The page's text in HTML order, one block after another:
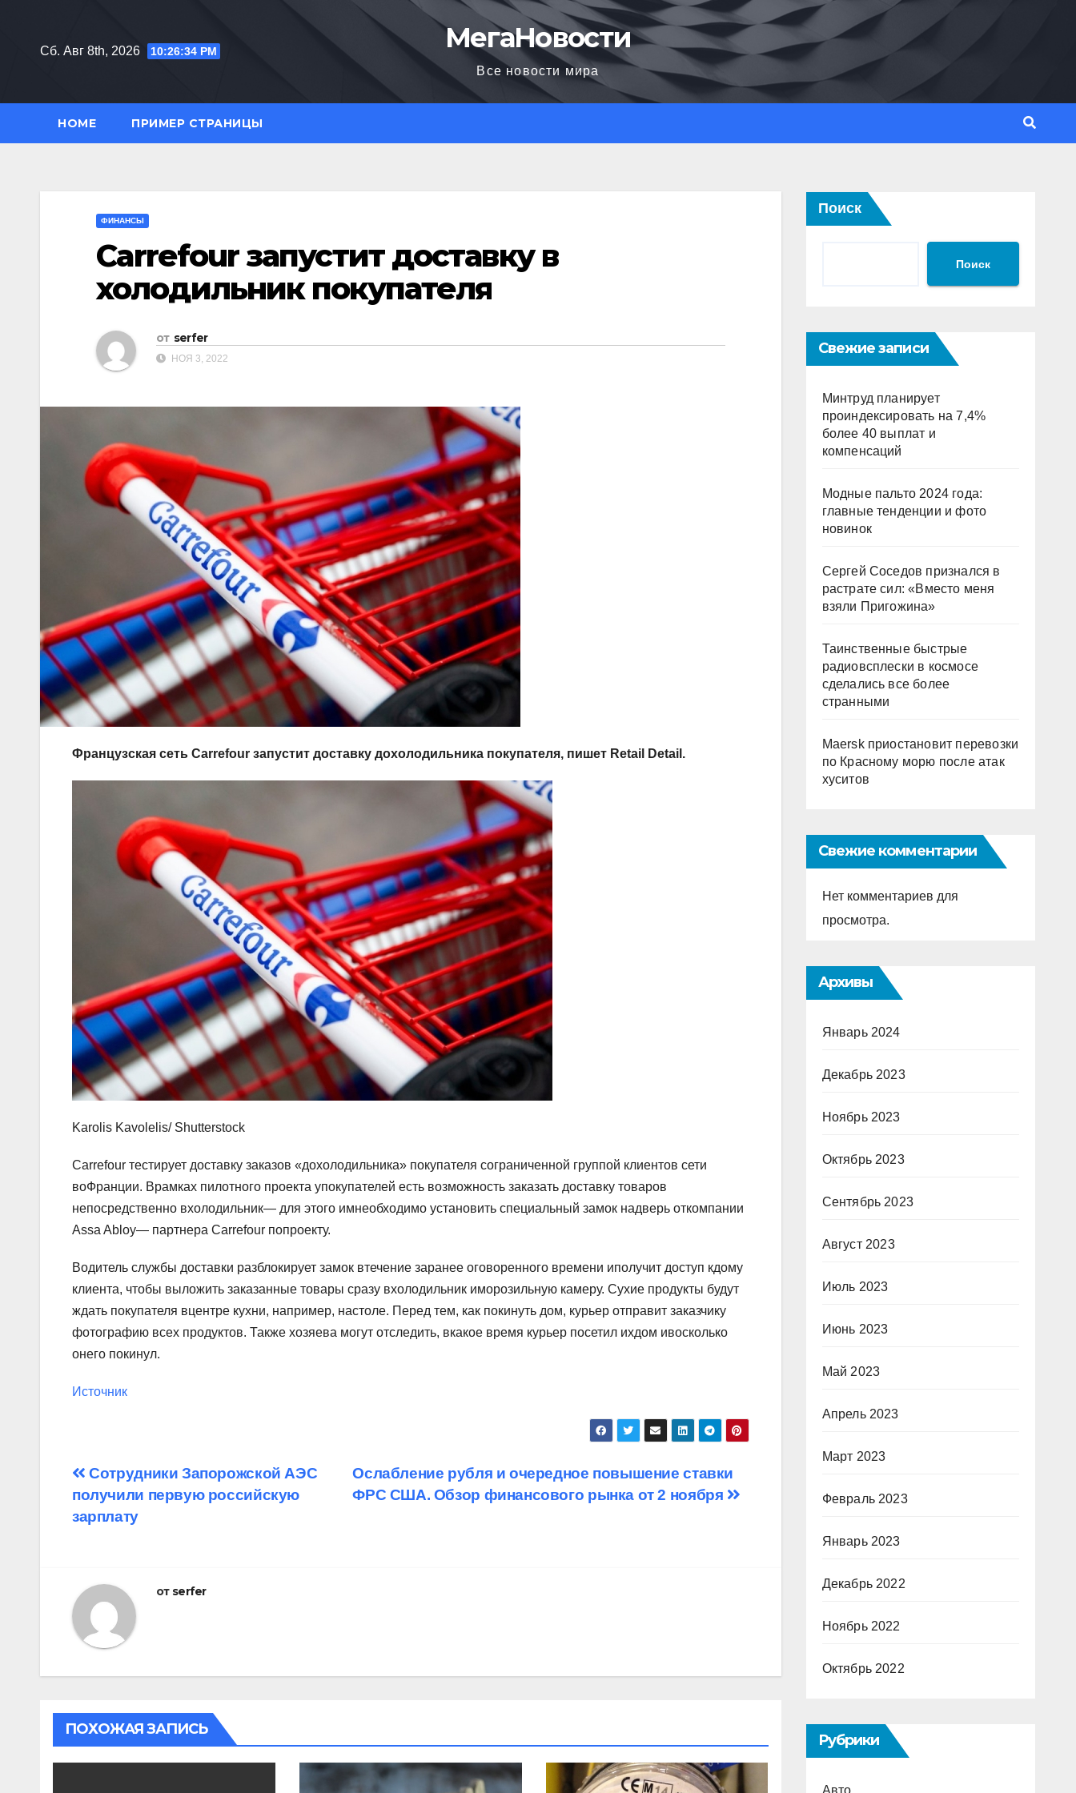
содержимому
Сб. Авг 8th, 2026 10:26:35 PM МегаНовости
Все новости мира
HOME ПРИМЕР СТРАНИЦЫ
ФИНАНСЫ
Carrefour запустит доставку в
холодильник покупателя
от serfer
НОЯ 3, 2022
Французская сеть Carrefour запустит доставку дохолодильника покупателя, пишет Retail Detail.
Karolis Kavolelis/ Shutterstock
Carrefour тестирует доставку заказов «дохолодильника» покупателя сограниченной группой клиентов сети
воФранции. Врамках пилотного проекта упокупателей есть возможность заказать доставку товаров
непосредственно вхолодильник— для этого имнеобходимо установить специальный замок надверь откомпании
Assa Abloy— партнера Carrefour попроекту.
Водитель службы доставки разблокирует замок втечение заранее оговоренного времени иполучит доступ кдому
клиента, чтобы выложить заказанные товары сразу вхолодильник иморозильную камеру. Сухие продукты будут
ждать покупателя вцентре кухни, например, настоле. Перед тем, как покинуть дом, курьер отправит заказчику
фотографию всех продуктов. Также хозяева могут отследить, вкакое время курьер посетил ихдом ивосколько
онего покинул.
Источник
Навигация
по
Ослабление рубля и очередное повышение ставки
ФРС США. Обзор финансового рынка от 2 ноября
Сотрудники Запорожской АЭС
получили первую российскую
зарплату
от serfer
ПОХОЖАЯ ЗАПИСЬ
Поиск
Поиск
Свежие записи
Минтруд планирует
проиндексировать на 7,4%
более 40 выплат и
компенсаций
Модные пальто 2024 года:
главные тенденции и фото
новинок
Сергей Соседов признался в
растрате сил: «Вместо меня
взяли Пригожина»
Таинственные быстрые
радиовсплески в космосе
сделались все более
странными
Maersk приостановит перевозки
по Красному морю после атак
хуситов
Свежие комментарии
Нет комментариев для
просмотра.
Архивы
Январь 2024
Декабрь 2023
Ноябрь 2023
Октябрь 2023
Сентябрь 2023
Август 2023
Июль 2023
Июнь 2023
Май 2023
Апрель 2023
Март 2023
Февраль 2023
Январь 2023
Декабрь 2022
Ноябрь 2022
Октябрь 2022
Рубрики
Авто